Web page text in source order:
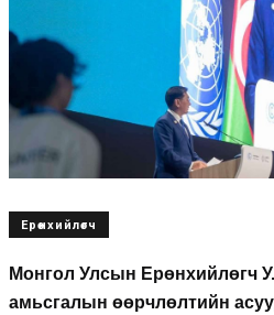
Ерөнхийлөгч
Монгол Улсын Ерөнхийлөгч
амьсгалын өөрчлөлтийн